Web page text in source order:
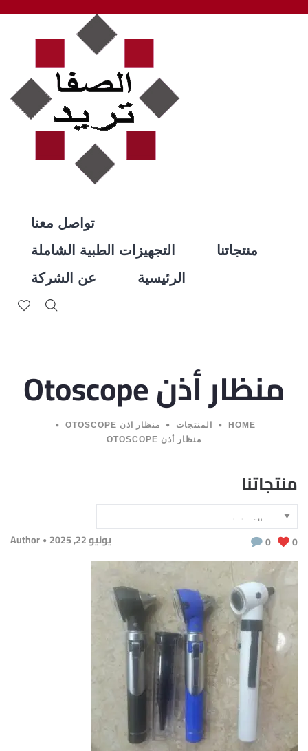
تواصل معنا
التجهيزات الطبية الشاملة
منتجاتنا
عن الشركة
الرئيسية
منظار أذن Otoscope
HOME المنتجات
منظار اذن OTOSCOPE
منظار أذن OTOSCOPE
منتجاتنا
يونيو 22, 2025 Author 0 0